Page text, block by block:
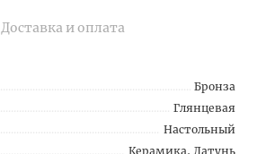
Доставка и оплата
Бронза
Глянцевая
Настольный
Керамика, Латунь